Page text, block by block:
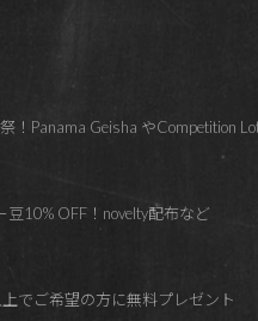
！Panama Geisha やCompetition
10% OFF！novelty配布など
でご希望の方に無料プレゼント